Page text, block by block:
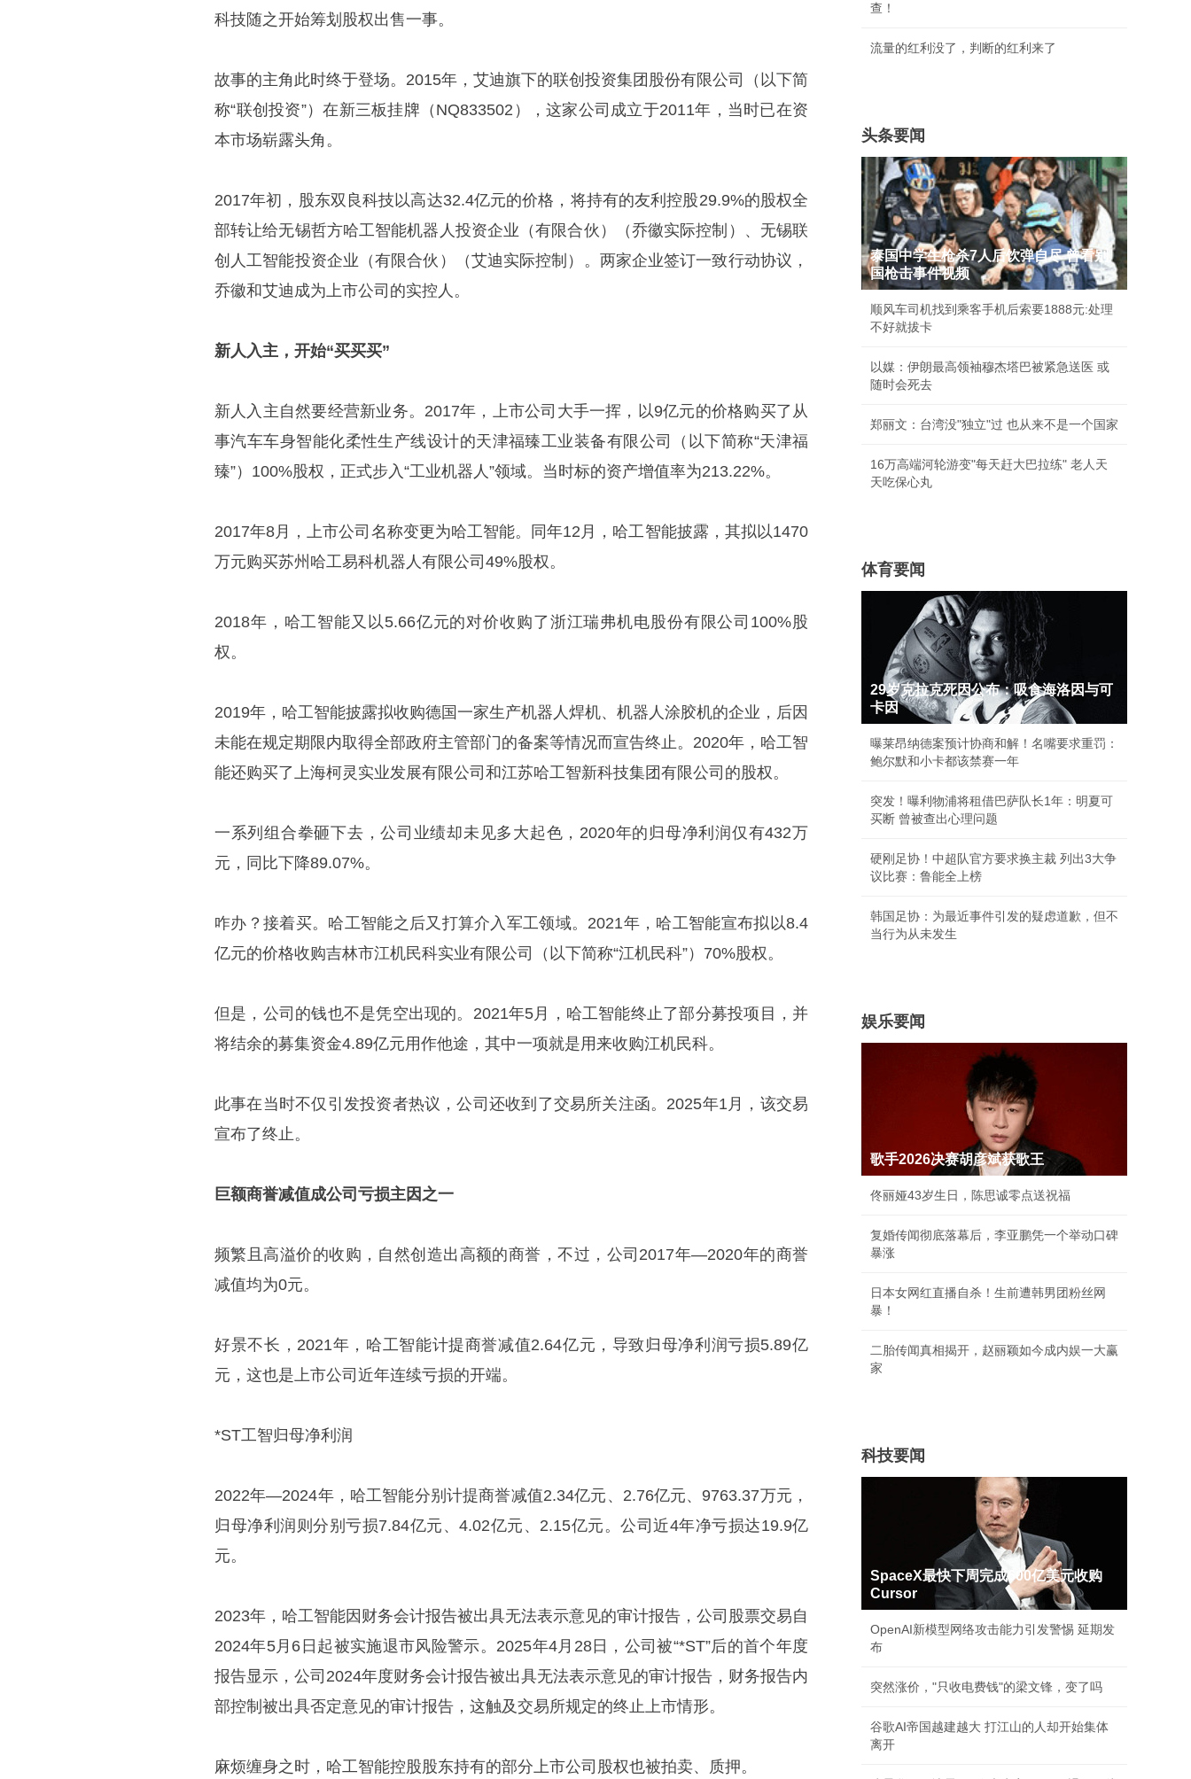
科技随之开始筹划股权出售一事。
故事的主角此时终于登场。2015年，艾迪旗下的联创投资集团股份有限公司（以下简
称“联创投资”）在新三板挂牌（NQ833502），这家公司成立于2011年，当时已在资
本市场崭露头角。
2017年初，股东双良科技以高达32.4亿元的价格，将持有的友利控股29.9%的股权全
部转让给无锡哲方哈工智能机器人投资企业（有限合伙）（乔徽实际控制）、无锡联
创人工智能投资企业（有限合伙）（艾迪实际控制）。两家企业签订一致行动协议，
乔徽和艾迪成为上市公司的实控人。
新人入主，开始“买买买”
新人入主自然要经营新业务。2017年，上市公司大手一挥，以9亿元的价格购买了从
事汽车车身智能化柔性生产线设计的天津福臻工业装备有限公司（以下简称“天津福
臻”）100%股权，正式步入“工业机器人”领域。当时标的资产增值率为213.22%。
2017年8月，上市公司名称变更为哈工智能。同年12月，哈工智能披露，其拟以1470
万元购买苏州哈工易科机器人有限公司49%股权。
2018年，哈工智能又以5.66亿元的对价收购了浙江瑞弗机电股份有限公司100%股
权。
2019年，哈工智能披露拟收购德国一家生产机器人焊机、机器人涂胶机的企业，后因
未能在规定期限内取得全部政府主管部门的备案等情况而宣告终止。2020年，哈工智
能还购买了上海柯灵实业发展有限公司和江苏哈工智新科技集团有限公司的股权。
一系列组合拳砸下去，公司业绩却未见多大起色，2020年的归母净利润仅有432万
元，同比下降89.07%。
咋办？接着买。哈工智能之后又打算介入军工领域。2021年，哈工智能宣布拟以8.4
亿元的价格收购吉林市江机民科实业有限公司（以下简称“江机民科”）70%股权。
但是，公司的钱也不是凭空出现的。2021年5月，哈工智能终止了部分募投项目，并
将结余的募集资金4.89亿元用作他途，其中一项就是用来收购江机民科。
此事在当时不仅引发投资者热议，公司还收到了交易所关注函。2025年1月，该交易
宣布了终止。
巨额商誉减值成公司亏损主因之一
频繁且高溢价的收购，自然创造出高额的商誉，不过，公司2017年—2020年的商誉
减值均为0元。
好景不长，2021年，哈工智能计提商誉减值2.64亿元，导致归母净利润亏损5.89亿
元，这也是上市公司近年连续亏损的开端。
*ST工智归母净利润
2022年—2024年，哈工智能分别计提商誉减值2.34亿元、2.76亿元、9763.37万元，
归母净利润则分别亏损7.84亿元、4.02亿元、2.15亿元。公司近4年净亏损达19.9亿
元。
2023年，哈工智能因财务会计报告被出具无法表示意见的审计报告，公司股票交易自
2024年5月6日起被实施退市风险警示。2025年4月28日，公司被“*ST”后的首个年度
报告显示，公司2024年度财务会计报告被出具无法表示意见的审计报告，财务报告内
部控制被出具否定意见的审计报告，这触及交易所规定的终止上市情形。
麻烦缠身之时，哈工智能控股股东持有的部分上市公司股权也被拍卖、质押。
查！
流量的红利没了，判断的红利来了
头条要闻
泰国中学生枪杀7人后饮弹自尽 曾看别
国枪击事件视频
顺风车司机找到乘客手机后索要1888元:处理
不好就拔卡
以媒：伊朗最高领袖穆杰塔巴被紧急送医 或
随时会死去
郑丽文：台湾没"独立"过 也从来不是一个国家
16万高端河轮游变"每天赶大巴拉练" 老人天
天吃保心丸
体育要闻
29岁克拉克死因公布：吸食海洛因与可
卡因
曝莱昂纳德案预计协商和解！名嘴要求重罚：
鲍尔默和小卡都该禁赛一年
突发！曝利物浦将租借巴萨队长1年：明夏可
买断 曾被查出心理问题
硬刚足协！中超队官方要求换主裁 列出3大争
议比赛：鲁能全上榜
韩国足协：为最近事件引发的疑虑道歉，但不
当行为从未发生
娱乐要闻
歌手2026决赛胡彦斌获歌王
佟丽娅43岁生日，陈思诚零点送祝福
复婚传闻彻底落幕后，李亚鹏凭一个举动口碑
暴涨
日本女网红直播自杀！生前遭韩男团粉丝网
暴！
二胎传闻真相揭开，赵丽颖如今成内娱一大赢
家
科技要闻
SpaceX最快下周完成600亿美元收购
Cursor
OpenAI新模型网络攻击能力引发警惕 延期发
布
突然涨价，"只收电费钱"的梁文锋，变了吗
谷歌AI帝国越建越大 打江山的人却开始集体
离开